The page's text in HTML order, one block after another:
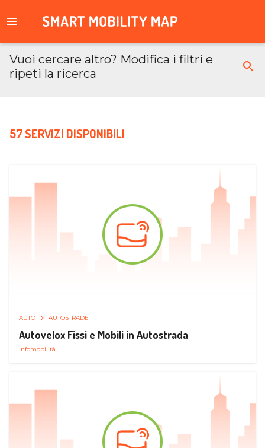
Vuoi cercare altro? Modifica i filtri e
ripeti la ricerca
57 SERVIZI DISPONIBILI
AUTO AUTOSTRADE
Autovelox Fissi e Mobili in Autostrada
Infomobilità